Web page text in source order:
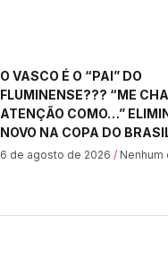
O VASCO É O “PAI” DO
FLUMINENSE??? “ME
ATENÇÃO COMO…”
NOVO NA COPA DO
6 de agosto de 2026 Nenhum